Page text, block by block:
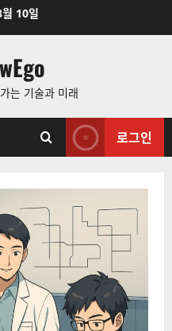
10일
는 기술과 미래
로그인